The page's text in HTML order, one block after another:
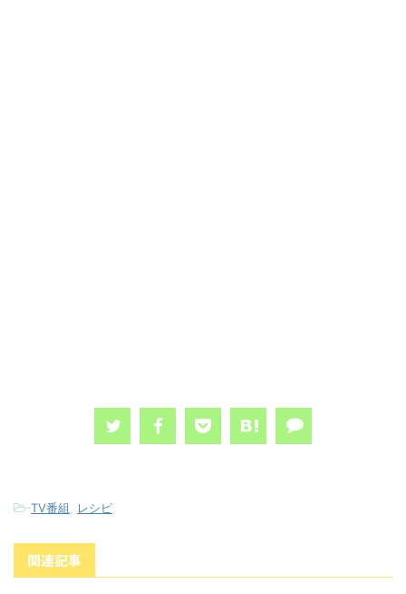
-TV番組 レシピ
関連記事